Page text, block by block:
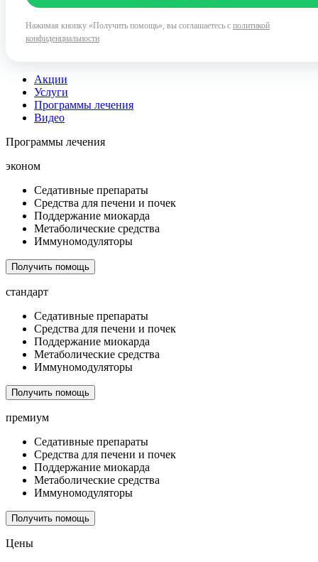
Нажимая кнопку «Получить помощь», вы соглашаетесь с политикой
конфиденциальности
Акции
Услуги
Программы лечения
Видео
Программы лечения
эконом
Седативные препараты
Средства для печени и почек
Поддержание миокарда
Метаболические средства
Иммуномодуляторы
Получить помощь
стандарт
Седативные препараты
Средства для печени и почек
Поддержание миокарда
Метаболические средства
Иммуномодуляторы
Получить помощь
премиум
Седативные препараты
Средства для печени и почек
Поддержание миокарда
Метаболические средства
Иммуномодуляторы
Получить помощь
Цены